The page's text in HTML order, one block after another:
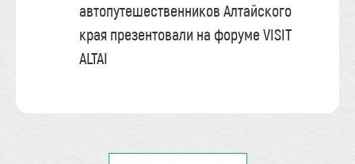
автопутешественников Алтайского
края презентовали на форуме VISIT
ALTAI